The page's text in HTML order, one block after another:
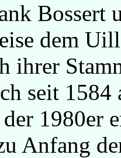
Bossert
dem
ihrer
seit
1980er
Anfang